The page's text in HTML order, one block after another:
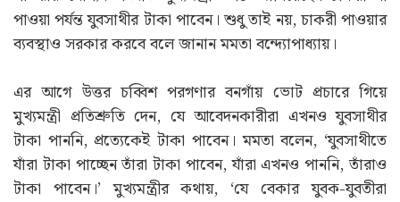
পাওয়া পর্যন্ত যুবসাথীর টাকা পাবেন। শুধু তাই নয়, চাকরী পাওয়ার
ব্যবস্থাও সরকার করবে বলে জানান মমতা বন্দ্যোপাধ্যায়।
এর আগে উত্তর চব্বিশ পরগণার বনগাঁয় ভোট প্রচারে গিয়ে
মুখ্যমন্ত্রী প্রতিশ্রুতি দেন, যে আবেদনকারীরা এখনও যুবসাথীর
টাকা পাননি, প্রত্যেকেই টাকা পাবেন। মমতা বলেন, ‘যুবসাথীতে
যাঁরা টাকা পাচ্ছেন তাঁরা টাকা পাবেন, যাঁরা এখনও পাননি, তাঁরাও
টাকা পাবেন।’ মুখ্যমন্ত্রীর কথায়, ‘যে বেকার যুবক-যুবতীরা